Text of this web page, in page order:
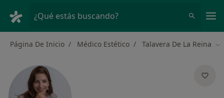
¿Qué estás buscando?
Página De Inicio Médico Estético Talavera De La Reina